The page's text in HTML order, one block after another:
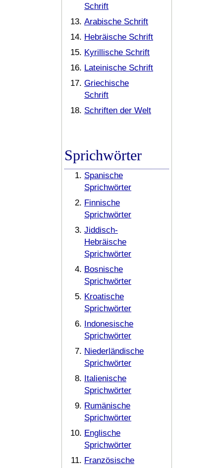
Schrift
Arabische Schrift
Hebräische Schrift
Kyrillische Schrift
Lateinische Schrift
Griechische
Schrift
Schriften der Welt
Sprichwörter
Spanische
Sprichwörter
Finnische
Sprichwörter
Jiddisch-
Hebräische
Sprichwörter
Bosnische
Sprichwörter
Kroatische
Sprichwörter
Indonesische
Sprichwörter
Niederländische
Sprichwörter
Italienische
Sprichwörter
Rumänische
Sprichwörter
Englische
Sprichwörter
Französische